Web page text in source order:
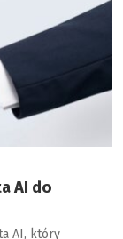
AI do
AI, który